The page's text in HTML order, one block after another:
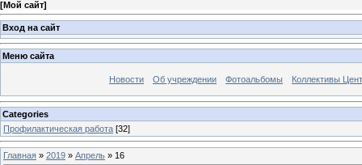
[Мой сайт]
Вход на сайт
Меню сайта
Новости Об учреждении Фотоальбомы Коллективы
Categories
Профилактическая работа [32]
Главная » 2019 » Апрель » 16